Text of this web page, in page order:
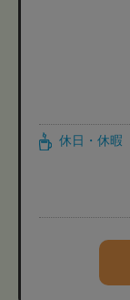
休日・休暇